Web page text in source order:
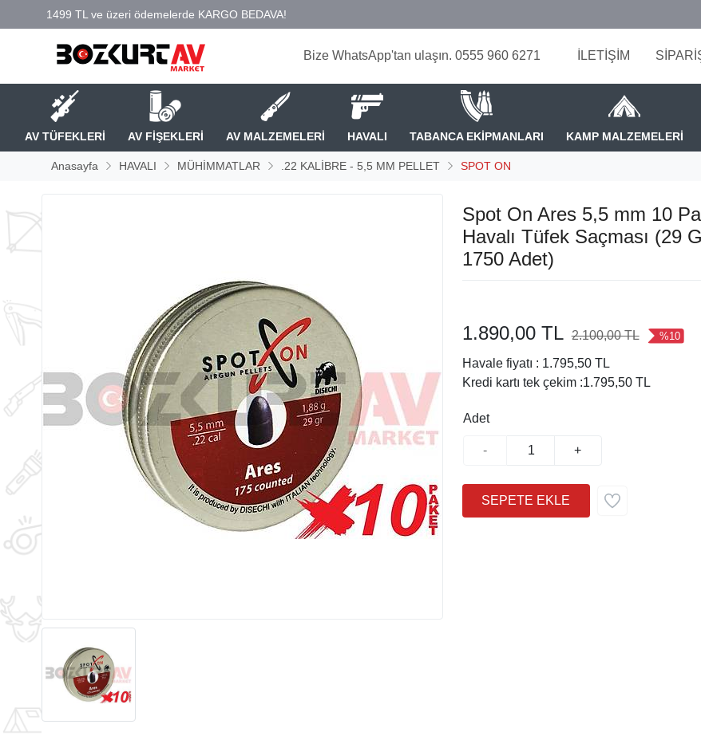
Bize WhatsApp'tan ulaşın. 0555 960 6271 İLETİŞİM
AV TÜFEKLERİ AV FİŞEKLERİ AV MALZEMELERİ HAVALI TABANCA EKİPMANLARI KAMP MALZEMELERİ
Anasayfa HAVALI MÜHİMMATLAR .22 KALİBRE - 5,5 MM PELLET SPOT ON
Spot On Ares 5,5 mm 10
Havalı Tüfek Saçması (29
1750 Adet)
1.890,00 TL 2.100,00 TL %10
Havale fiyatı : 1.795,50 TL
Kredi kartı tek çekim :1.795,50 TL
Adet
- +